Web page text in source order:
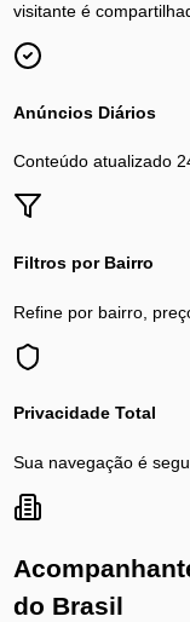
visitante é
Anúncios Diários
Conteúdo atualizado
Filtros por Bairro
Refine por bairro,
Privacidade Total
Sua navegação é
do Brasil